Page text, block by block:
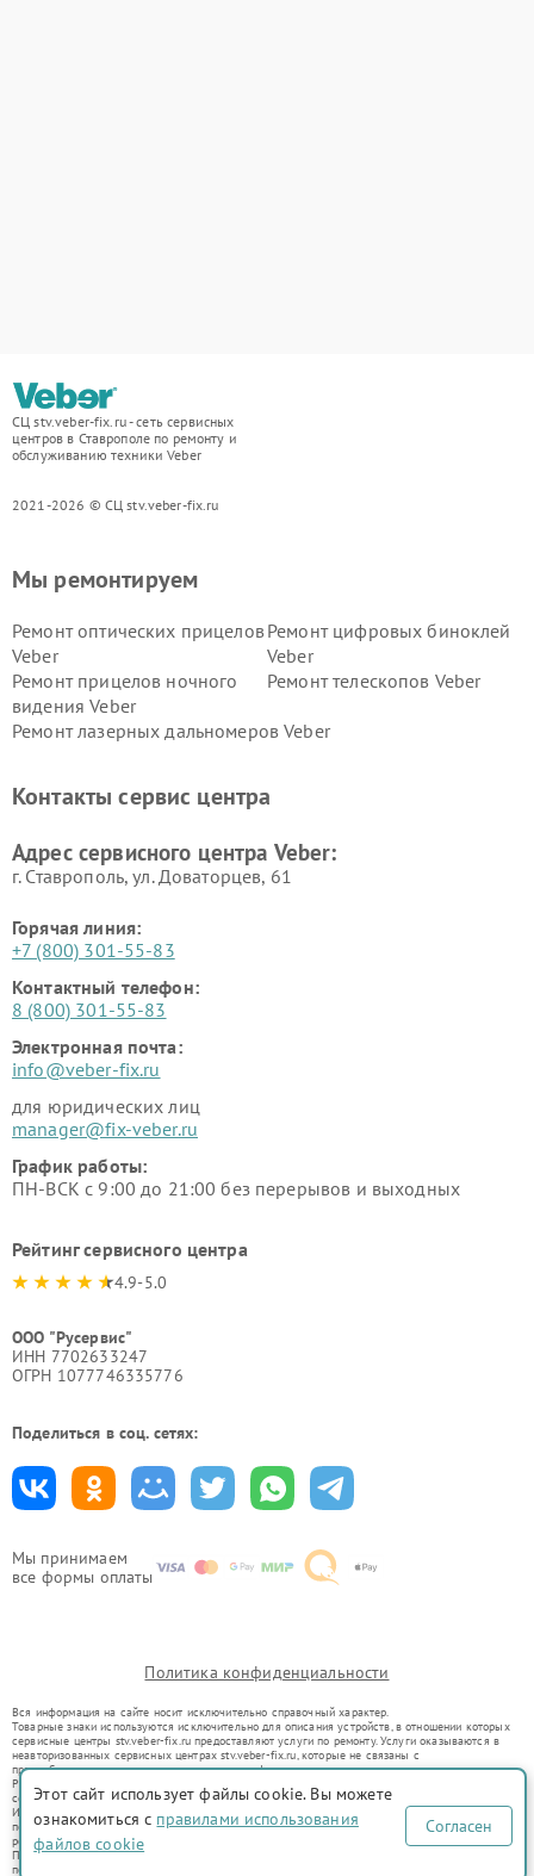
СЦ stv.veber-fix.ru - сеть сервисных
центров в Ставрополе по ремонту и
обслуживанию техники Veber
2021-2026 © СЦ stv.veber-fix.ru
Мы принимаем
все формы оплаты
Мы ремонтируем
Ремонт оптических прицелов
Veber
Ремонт цифровых биноклей
Veber
Ремонт прицелов ночного
видения Veber
Ремонт телескопов Veber
Ремонт лазерных дальномеров Veber
Контакты сервис центра
Адрес сервисного центра Veber:
г. Ставрополь, ул. Доваторцев, 61
Горячая линия:
+7 (800) 301-55-83
Контактный телефон:
8 (800) 301-55-83
Электронная почта:
info@veber-fix.ru
для юридических лиц
manager@fix-veber.ru
График работы:
ПН-ВСК с 9:00 до 21:00 без перерывов и выходных
Рейтинг сервисного центра
4.9-5.0
ООО "Русервис"
ИНН 7702633247
ОГРН 1077746335776
Поделиться в соц. сетях:
Политика конфиденциальности
Вся информация на сайте носит исключительно справочный характер.
Товарные знаки используются исключительно для описания устройств, в отношении которых
сервисные центры stv.veber-fix.ru предоставляют услуги по ремонту. Услуги оказываются в
неавторизованных сервисных центрах stv.veber-fix.ru, которые не связаны с
правообладателями товарных знаков или их официальными представителями.
Ремонт осуществляется для устройств, уже введенных в гражданский оборот в соответствии
со статьей 1487 ГК РФ.
Использование товарных знаков не преследует цели индивидуализации услуг или введения
потребителей в заблуждение, а служит для информирования о предоставляемых услугах по
ремонту техники указанных брендов.
Представленная на сайте информация не является публичной офертой, определяемой
положениями Статьи 437(2) Гражданского кодекса РФ
Этот сайт использует файлы cookie. Вы можете
ознакомиться с правилами использования
файлов cookie
Согласен